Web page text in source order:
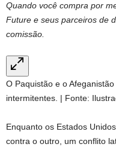
Quando você compra por
Future e seus parceiros de
comissão.
O Paquistão e o
intermitentes. | Fonte:
Enquanto os Estados
contra o outro, um conflito